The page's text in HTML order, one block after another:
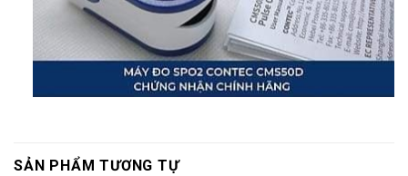
SẢN PHẨM TƯƠNG TỰ